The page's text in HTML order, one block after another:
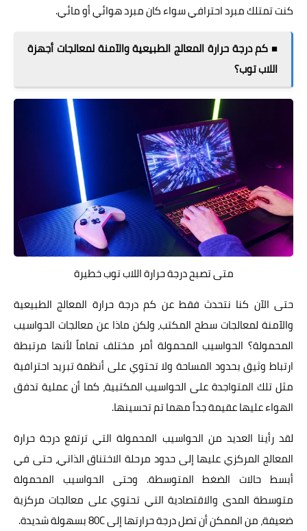
كنت تمتلك مبرد احترافي سواء كان مبرد هوائي أو مائي.
■ كم درجة حرارة المعالج الطبيعية والآمنة لمعالجات أجهزة
اللاب توب؟
متى تصبح درجة حرارة اللاب توب خطيرة
حتى الآن كنا نتحدث فقط عن كم درجة حرارة المعالج الطبيعية
والآمنة لمعالجات سطح المكتب، ولكن ماذا عن معالجات الحواسيب
المحمولة؟ الحواسيب المحمولة أمر مختلف تماماً لأنها مرتبطة
ارتباط وثيق بحدود المساحة ولا تحتوي على أنظمة تبريد احترافية
مثل تلك المتواجدة على الحواسيب المكتبية، كما أن عملية تدفق
الهواء عليها عقيمة جداً مهما تم تحسينها.
لقد رأينا العديد من الحواسيب المحمولة التي ترتفع درجة حرارة
المعالج المركزي عليها إلى حدود مرحلة الاختناق الذاتي، حتى في
أبسط حالات الضغط المتوسطة. وحتى الحواسيب المحمولة
متوسطة المدى والاقتصادية التي تحتوي على معالجات مركزية
ضعيفة، من الممكن أن تصل درجة حرارتها إلى 80C بسهولة شديدة.